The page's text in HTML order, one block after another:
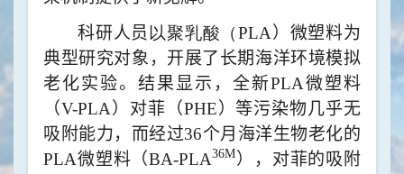
科研人员 以聚乳酸（PLA ）微塑料为
典型研究对象，开展了长期海洋环境模拟
老化实验。 结果显示，全新PLA微塑料
（V-PLA ） 对菲 （PHE）等污染物 几乎无
吸附能力，而经过36个月海洋生物老化的
PLA微塑料（BA-PLA36M），对菲的吸附